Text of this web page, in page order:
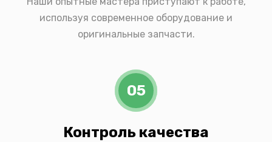
используя современное оборудование и
оригинальные запчасти.
05
Контроль качества